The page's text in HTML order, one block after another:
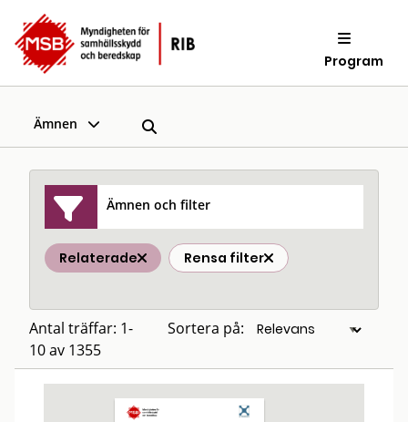
Program
Ämnen
Ämnen och filter
Relaterade Rensa filter
Antal träffar: 1-
10 av 1355
Sortera på: